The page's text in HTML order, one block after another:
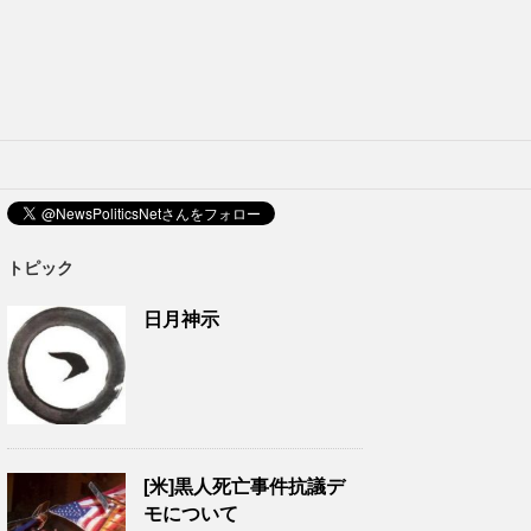
トピック
日月神示
[米]黒人死亡事件抗議デ
モについて